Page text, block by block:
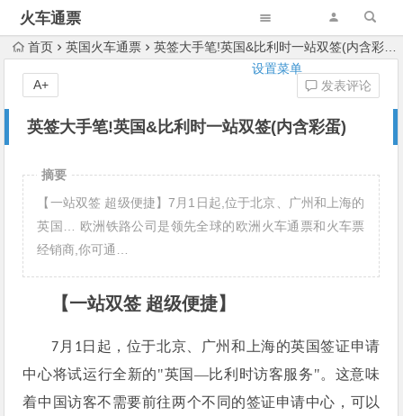
火车通票
设置菜单
首页 英国火车通票 英签大手笔!英国&比利时一站双签(内含彩蛋)
英签大手笔!英国&比利时一站双签(内含彩蛋)
发表评论
A+
摘要
【一站双签 超级便捷】7月1日起,位于北京、广州和上海的
英国… 欧洲铁路公司是领先全球的欧洲火车通票和火车票
经销商,你可通…
【一站双签 超级便捷】
7 月 1 日起，位于北京、广州和上海的英国签证申请
中心将试运行全新的"英国 —比利时访客服务"。这意味
着中国访客不需要前往两个不同的签证申请中心， 可以